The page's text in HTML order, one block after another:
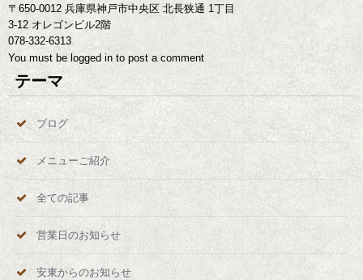
〒650-0012 兵庫県神戸市中央区 北長狭通 1丁目
3-12 オレゴンビル2階
078-332-6313
You must be logged in to post a comment
テーマ
ブログ
メニューご紹介
全ての記事
営業日のお知らせ
安東からのお知らせ